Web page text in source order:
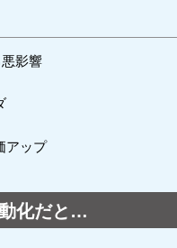
影響
アップ
化だと…